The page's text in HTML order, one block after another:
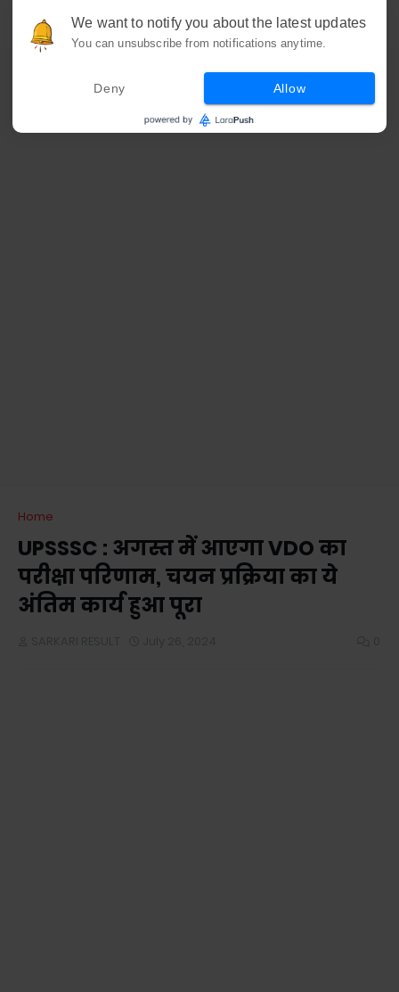
Home
UPSSSC : अगस्त में आएगा VDO का
परीक्षा परिणाम, चयन प्रक्रिया का ये
अंतिम कार्य हुआ पूरा
We want to notify you about the latest updates
You can unsubscribe from notifications anytime.
Deny Allow